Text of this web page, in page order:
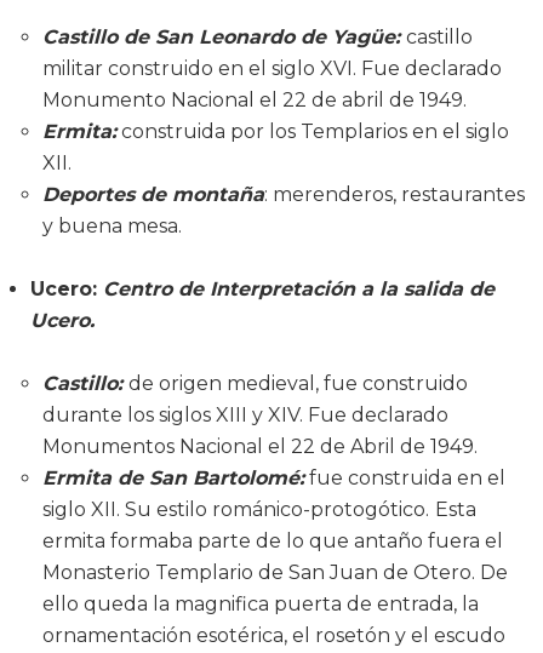
Castillo de San Leonardo de Yagüe:castillo
militar construido en el siglo XVI. Fue declarado
Monumento Nacional el 22 de abril de 1949.
Ermita:construida por los Templarios en el siglo
XII.
Deportes de montaña: merenderos, restaurantes
y buena mesa.
Ucero: Centro de Interpretación a la salida de
Ucero.
Castillo:de origen medieval, fue construido
durante los siglos XIII y XIV. Fue declarado
Monumentos Nacional el 22 de Abril de 1949.
Ermita de San Bartolomé:fue construida en el
siglo XII. Su estilo románico-protogótico. Esta
ermita formaba parte de lo que antaño fuera el
Monasterio Templario de San Juan de Otero. De
ello queda la magnifica puerta de entrada, la
ornamentación esotérica, el rosetón y el escudo